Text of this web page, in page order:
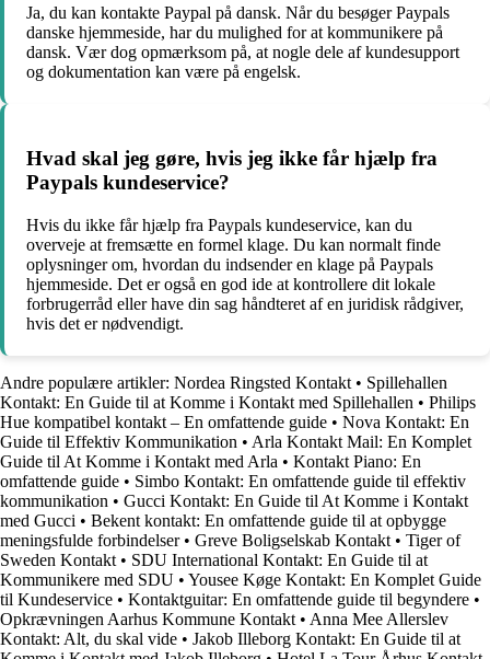
Ja, du kan kontakte Paypal på dansk. Når du besøger Paypals
danske hjemmeside, har du mulighed for at kommunikere på
dansk. Vær dog opmærksom på, at nogle dele af kundesupport
og dokumentation kan være på engelsk.
Hvad skal jeg gøre, hvis jeg ikke får hjælp fra
Paypals kundeservice?
Hvis du ikke får hjælp fra Paypals kundeservice, kan du
overveje at fremsætte en formel klage. Du kan normalt finde
oplysninger om, hvordan du indsender en klage på Paypals
hjemmeside. Det er også en god ide at kontrollere dit lokale
forbrugerråd eller have din sag håndteret af en juridisk rådgiver,
hvis det er nødvendigt.
Andre populære artikler: Nordea Ringsted Kontakt • Spillehallen
Kontakt: En Guide til at Komme i Kontakt med Spillehallen • Philips
Hue kompatibel kontakt – En omfattende guide • Nova Kontakt: En
Guide til Effektiv Kommunikation • Arla Kontakt Mail: En Komplet
Guide til At Komme i Kontakt med Arla • Kontakt Piano: En
omfattende guide • Simbo Kontakt: En omfattende guide til effektiv
kommunikation • Gucci Kontakt: En Guide til At Komme i Kontakt
med Gucci • Bekent kontakt: En omfattende guide til at opbygge
meningsfulde forbindelser• Greve Boligselskab Kontakt • Tiger of
Sweden Kontakt • SDU International Kontakt: En Guide til at
Kommunikere med SDU • Yousee Køge Kontakt: En Komplet Guide
til Kundeservice • Kontaktguitar: En omfattende guide til begyndere •
Opkrævningen Aarhus Kommune Kontakt • Anna Mee Allerslev
Kontakt: Alt, du skal vide • Jakob Illeborg Kontakt: En Guide til at